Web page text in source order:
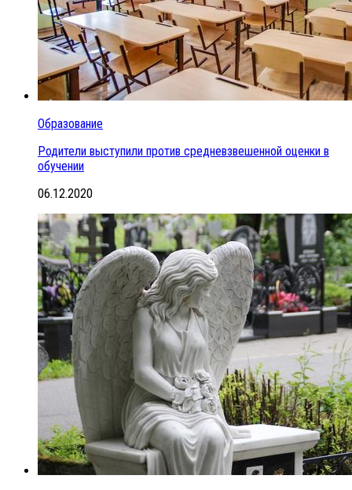
Образование
Родители выступили против средневзвешенной оценки в
обучении
06.12.2020